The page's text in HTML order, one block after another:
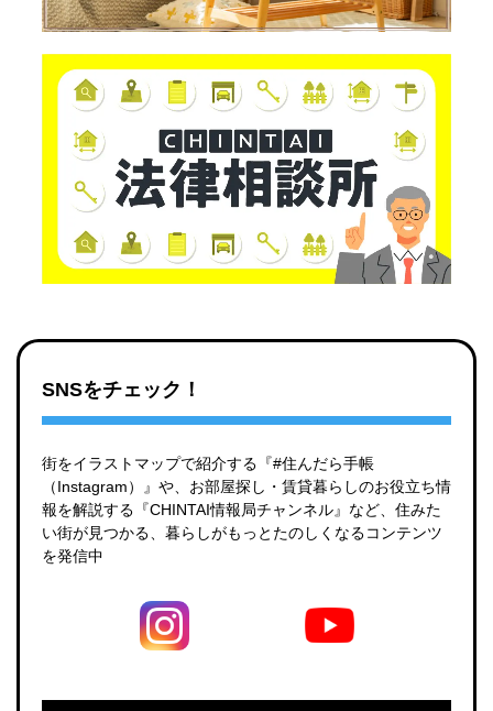
SNSをチェック！
街をイラストマップで紹介する『#住んだら手帳
（Instagram）』や、お部屋探し・賃貸暮らしのお役立ち情
報を解説する『CHINTAI情報局チャンネル』など、住みた
い街が見つかる、暮らしがもっとたのしくなるコンテンツ
を発信中